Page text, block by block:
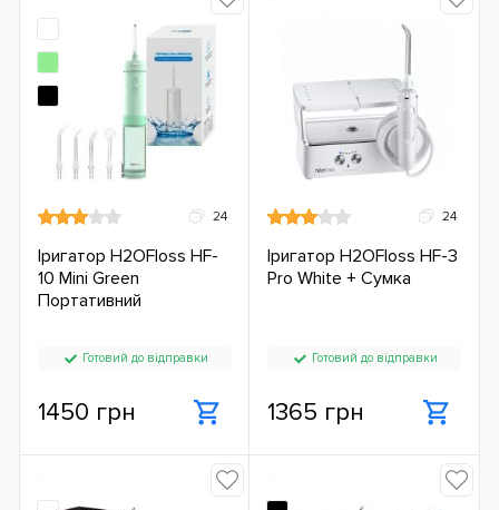
24
Іригатор H2OFloss HF-
10 Mini Green
Портативний
Готовий до відправки
1450 грн
24
Іригатор H2OFloss HF-3
Pro White + Сумка
Готовий до відправки
1365 грн